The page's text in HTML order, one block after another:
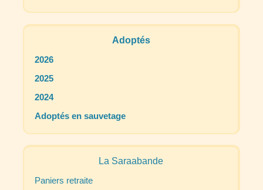
Adoptés
2026
2025
2024
Adoptés en sauvetage
La Saraabande
Paniers retraite